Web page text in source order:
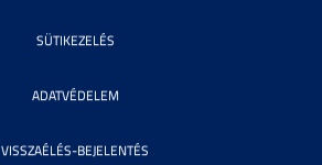
SÜTIKEZELÉS
ADATVÉDELEM
VISSZAÉLÉS-BEJELENTÉS